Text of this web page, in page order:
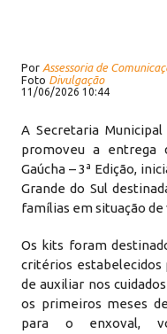
Por Assessoria de
Foto Divulgação
11/06/2026 10:44
A Secretaria
promoveu a entrega
Gaúcha – 3ª Edição,
Grande do Sul
famílias em situação
Os kits foram
critérios
de auxiliar nos
os primeiros meses
para o enxoval,